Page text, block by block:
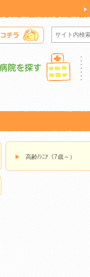
高齢/ｼﾆｱ（7歳～）